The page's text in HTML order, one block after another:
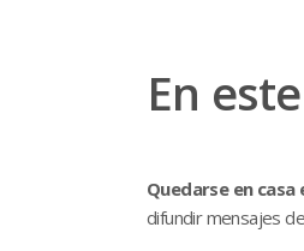
En
Quedarse en casa
difundir mensajes